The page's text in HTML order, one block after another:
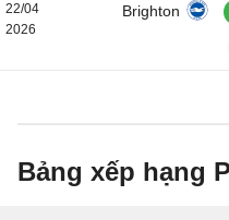
22/04
2026
Brighton
Bảng xếp hạng